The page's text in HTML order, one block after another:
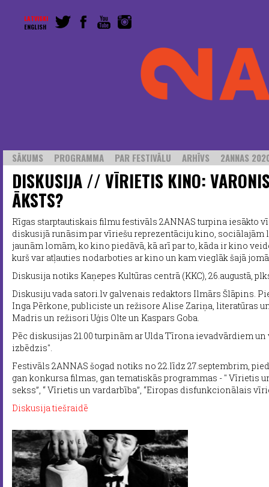
LATVISKI
ENGLISH
SĀKUMS PROGRAMMA PAR FESTIVĀLU ARHĪVS 2ANNAS
DISKUSIJA // VĪRIETIS KINO:
ĀKSTS?
Rīgas starptautiskais filmu festivāls 2ANNAS turpina iesākto
diskusijā runāsim par vīriešu reprezentāciju kino, sociālajām
jaunām lomām, ko kino piedāvā, kā arī par to, kāda ir kino
kurš var atļauties nodarboties ar kino un kam vieglāk šajā
Diskusija notiks Kaņepes Kultūras centrā (KKC), 26.augustā,
Diskusiju vada satori.lv galvenais redaktors Ilmārs Šlāpins.
Inga Pērkone, publiciste un režisore Alise Zariņa, literatūras
Madris un režisori Uģis Olte un Kaspars Goba.
Pēc diskusijas 21.00 turpinām ar Ulda Tīrona ievadvārdiem
izbēdzis".
Festivāls 2ANNAS šogad notiks no 22.līdz 27.septembrim,
gan konkursa filmas, gan tematiskās programmas - " Vīrietis
sekss”, “ Vīrietis un vardarbība”, “Eiropas disfunkcionālais
Diskusija tiešraidē